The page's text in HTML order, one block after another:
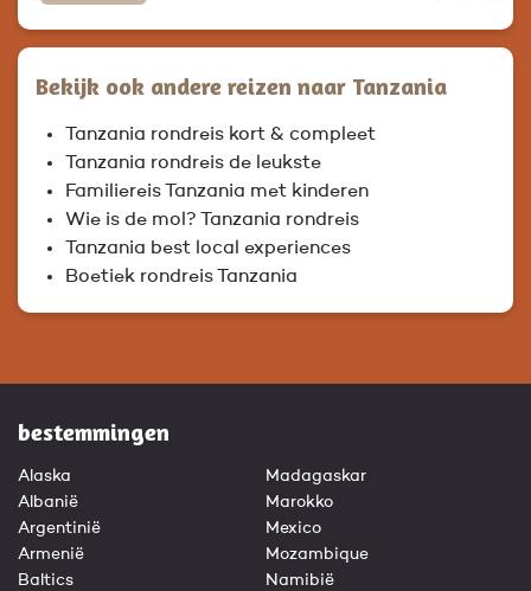
Bekijk ook andere reizen naar Tanzania
Tanzania rondreis kort & compleet
Tanzania rondreis de leukste
Familiereis Tanzania met kinderen
Wie is de mol? Tanzania rondreis
Tanzania best local experiences
Boetiek rondreis Tanzania
bestemmingen
Alaska
Albanië
Argentinië
Armenië
Baltics
Madagaskar
Marokko
Mexico
Mozambique
Namibië